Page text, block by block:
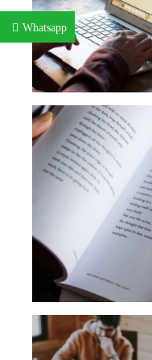
Whatsapp